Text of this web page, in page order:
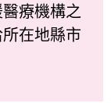
療機構之
在地縣市